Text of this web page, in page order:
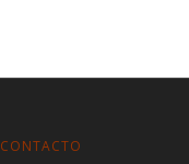
CONTACTO